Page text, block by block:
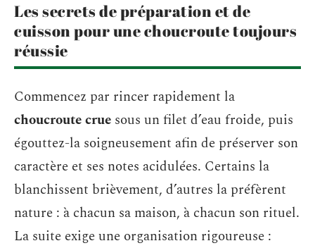
Les secrets de préparation et de
cuisson pour une choucroute toujours
réussie
Commencez par rincer rapidement la
choucroute crue sous un filet d’eau froide, puis
égouttez-la soigneusement afin de préserver son
caractère et ses notes acidulées. Certains la
blanchissent brièvement, d’autres la préfèrent
nature : à chacun sa maison, à chacun son rituel.
La suite exige une organisation rigoureuse :